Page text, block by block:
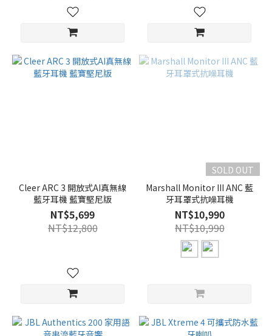
Cleer ARC 3 開放式AI真無線
藍牙耳機 藍寶堅尼版
NT$5,699
NT$12,800
SOLD OUT
Marshall Monitor III ANC 藍
牙耳罩式抗噪耳機
NT$10,990
NT$10,990